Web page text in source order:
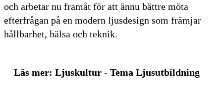
och arbetar nu framåt för att ännu bättre möta
efterfrågan på en modern ljusdesign som främjar
hållbarhet, hälsa och teknik.
Läs mer: Ljuskultur - Tema Ljusutbildning